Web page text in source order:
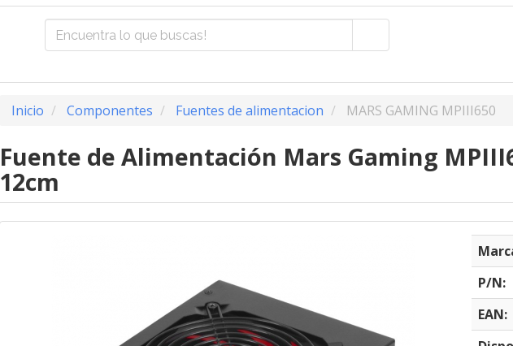
Inicio Componentes Fuentes de alimentacion MARS GAMING MPIII650
Fuente de Alimentación Mars Gaming
12cm
P/N:
EAN: